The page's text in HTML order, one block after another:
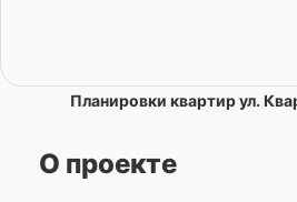
Планировки квартир ул.
О проекте